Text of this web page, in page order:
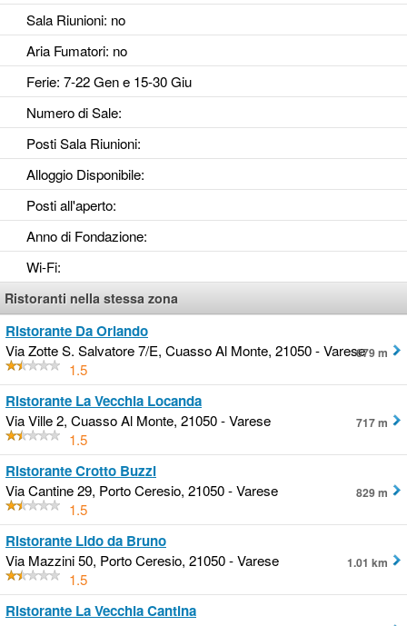
Sala Riunioni: no
Aria Fumatori: no
Ferie: 7-22 Gen e 15-30 Giu
Numero di Sale:
Posti Sala Riunioni:
Alloggio Disponibile:
Posti all'aperto:
Anno di Fondazione:
Wi-Fi:
Ristoranti nella stessa zona
Ristorante Da Orlando
Via Zotte S. Salvatore 7/E, Cuasso Al Monte, 21050 - Varese
1.5
679 m
Ristorante La Vecchia Locanda
Via Ville 2, Cuasso Al Monte, 21050 - Varese
1.5
717 m
Ristorante Crotto Buzzi
Via Cantine 29, Porto Ceresio, 21050 - Varese
1.5
829 m
Ristorante Lido da Bruno
Via Mazzini 50, Porto Ceresio, 21050 - Varese
1.5
1.01 km
Ristorante La Vecchia Cantina